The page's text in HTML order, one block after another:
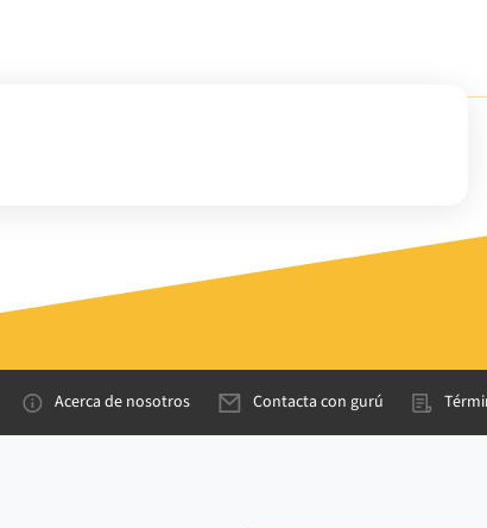
Acerca de nosotros Contacta con gurú